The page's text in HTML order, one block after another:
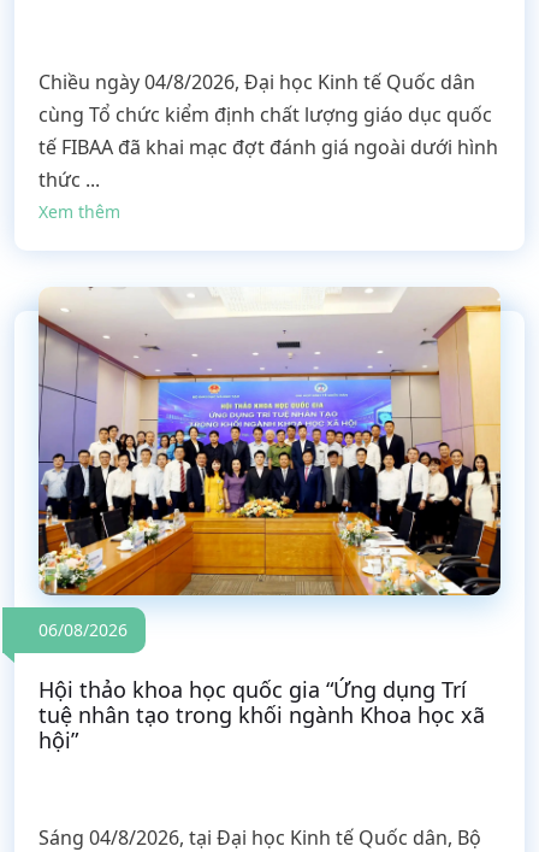
Chiều ngày 04/8/2026, Đại học Kinh tế Quốc dân
cùng Tổ chức kiểm định chất lượng giáo dục quốc
tế FIBAA đã khai mạc đợt đánh giá ngoài dưới hình
thức ...
Xem thêm
06/08/2026
Hội thảo khoa học quốc gia “Ứng dụng Trí
tuệ nhân tạo trong khối ngành Khoa học xã
hội”
Sáng 04/8/2026, tại Đại học Kinh tế Quốc dân, Bộ